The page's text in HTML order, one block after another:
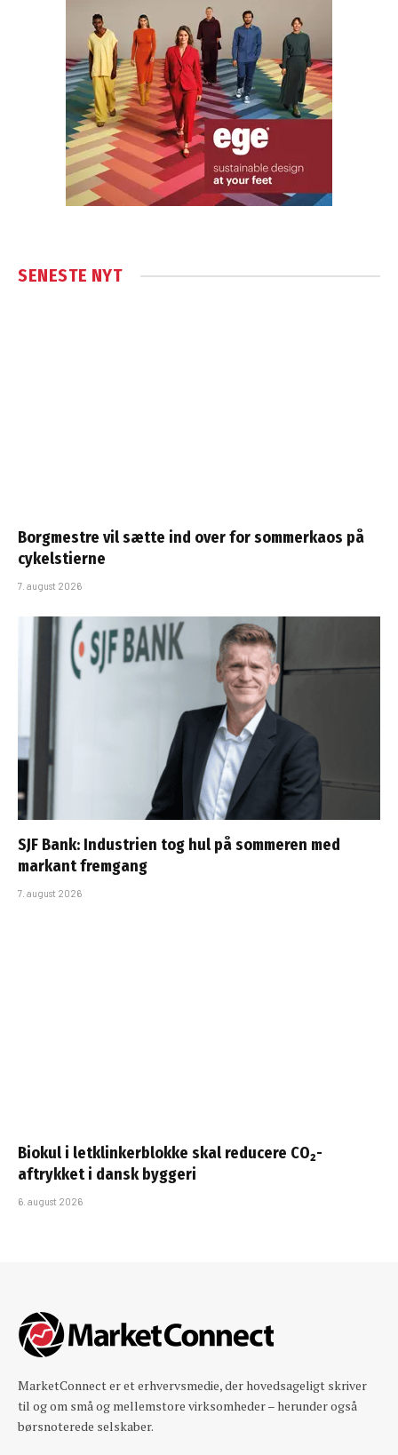
SENESTE NYT
Borgmestre vil sætte ind over for sommerkaos på
cykelstierne
7. august 2026
SJF Bank: Industrien tog hul på sommeren med
markant fremgang
7. august 2026
Biokul i letklinkerblokke skal reducere CO₂-
aftrykket i dansk byggeri
6. august 2026
MarketConnect er et erhvervsmedie, der hovedsageligt skriver
til og om små og mellemstore virksomheder – herunder også
børsnoterede selskaber.